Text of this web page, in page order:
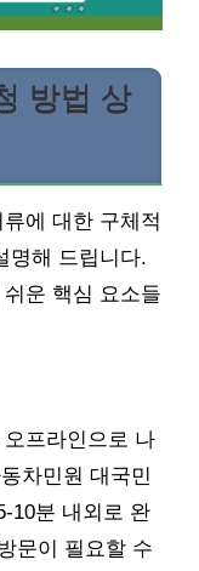
방법 상
에 대한 구체적
명해 드립니다.
운 핵심 요소들
프라인으로 나
차민원 대국민
10분 내외로 완
문이 필요할 수